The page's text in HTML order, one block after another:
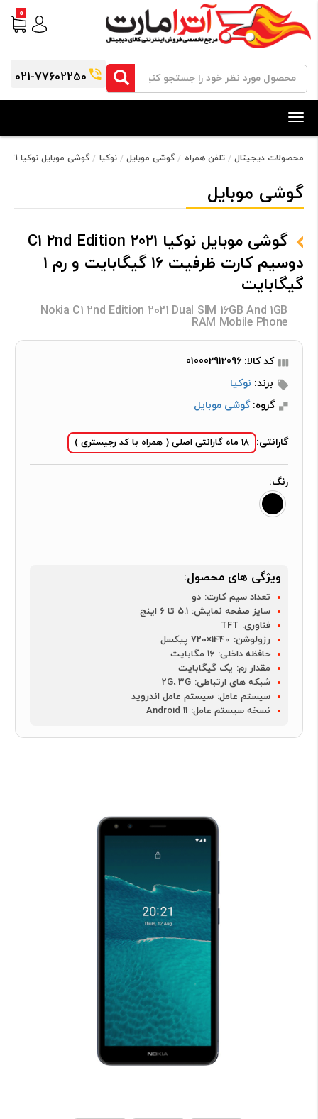
021-77602250
0
Toggle
navigation
محصولات دیجیتال تلفن همراه گوشی موبایل نوکیا گوشی موبایل نوکیا C1 2nd Edition 2021 دوسیم کارت ظرفیت 16 گیگابایت و رم 1 گیگابایت
گوشی موبایل
گوشی موبایل نوکیا C1 2nd Edition 2021
دوسیم کارت ظرفیت 16 گیگابایت و رم 1
گیگابایت
Nokia C1 2nd Edition 2021 Dual SIM 16GB And 1GB
RAM Mobile Phone
کد کالا: 010002912096
برند: نوکیا
گروه:گوشی موبایل
گارانتی: 18 ماه گارانتی اصلی ( همراه با کد رجیستری )
رنگ:
ویژگی های محصول:
تعداد سیم کارت: دو
سایز صفحه نمایش: 5.1 تا 6 اینچ
فناوری: TFT
رزولوشن: 1440×720 پیکسل
حافظه داخلی: 16 مگابایت
مقدار رم: یک گیگابایت
شبکه های ارتباطی: 2G، 3G
سیستم عامل: سیستم عامل اندروید
نسخه سیستم عامل: Android 11